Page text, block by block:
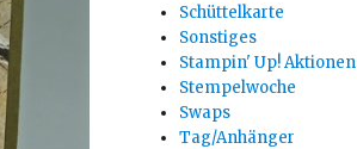
Schüttelkarte
Sonstiges
Stampin' Up! Aktionen
Stempelwoche
Swaps
Tag/Anhänger